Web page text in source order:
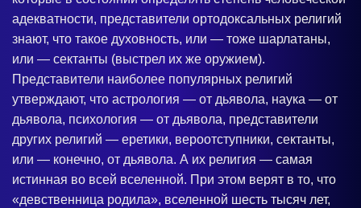
адекватности, представители ортодоксальных религий
знают, что такое духовность, или — тоже шарлатаны,
или — сектанты (выстрел их же оружием).
Представители наиболее популярных религий
утверждают, что астрология — от дьявола, наука — от
дьявола, психология — от дьявола, представители
других религий — еретики, вероотступники, сектанты,
или — конечно, от дьявола. А их религия — самая
истинная во всей вселенной. При этом верят в то, что
«девственница родила», вселенной шесть тысяч лет,